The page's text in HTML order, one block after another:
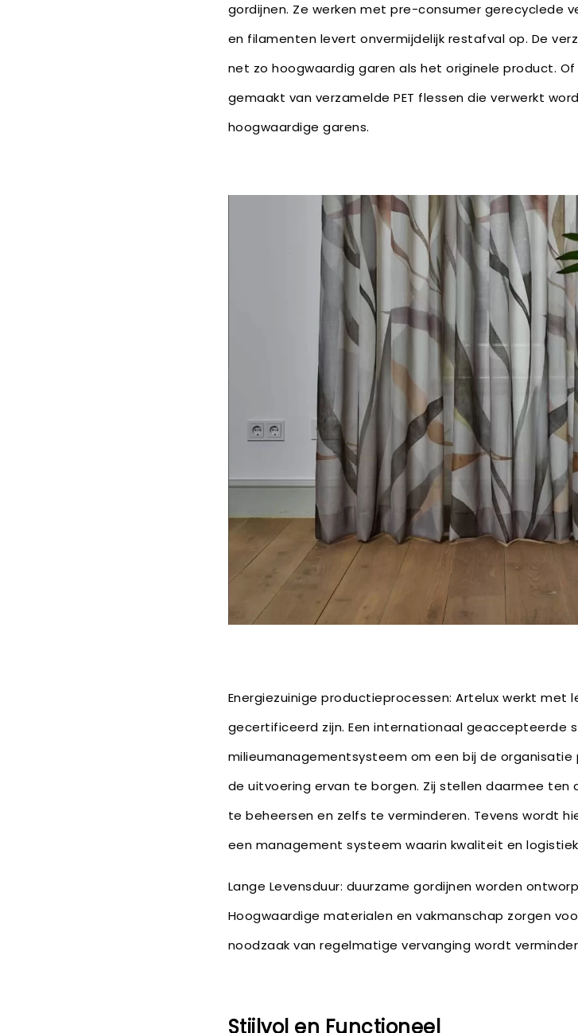
gordijnen. Ze werken met pre-consumer gerecyclede
en filamenten levert onvermijdelijk restafval op. De
net zo hoogwaardig garen als het originele product.
gemaakt van verzamelde PET flessen die verwerkt
hoogwaardige garens.
Energiezuinige productieprocessen: Artelux werkt met
gecertificeerd zijn. Een internationaal geaccepteerde
milieumanagementsysteem om een bij de
de uitvoering ervan te borgen. Zij stellen daarmee ten
te beheersen en zelfs te verminderen. Tevens wordt
een management systeem waarin kwaliteit en
Lange Levensduur: duurzame gordijnen worden
Hoogwaardige materialen en vakmanschap zorgen
noodzaak van regelmatige vervanging wordt
Stijlvol en Functioneel